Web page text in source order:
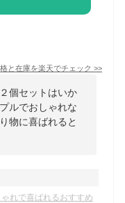
と在庫を楽天でチェック >>
個セットはいか
ルでおしゃれな
物に喜ばれると
れで喜ばれるおすすめ